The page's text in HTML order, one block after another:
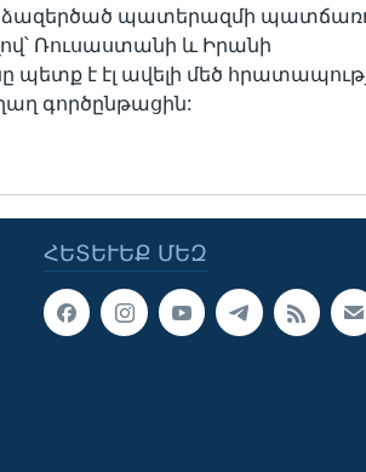
պատերազմի
Ռուսաստանի և Իրանի
է էլ ավելի մեծ
գործընթացին:
ՀԵՏԵՒԵՔ ՄԵԶ